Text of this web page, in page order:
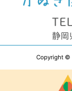
Copyright ©